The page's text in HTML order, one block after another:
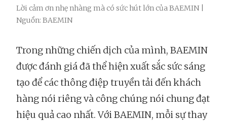
Lời cảm ơn nhẹ nhàng mà có sức hút lớn của BAEMIN |
Nguồn: BAEMIN
Trong những chiến dịch của mình, BAEMIN
được đánh giá đã thể hiện xuất sắc sức sáng
tạo để các thông điệp truyền tải đến khách
hàng nói riêng và công chúng nói chung đạt
hiệu quả cao nhất. Với BAEMIN, mỗi sự thay